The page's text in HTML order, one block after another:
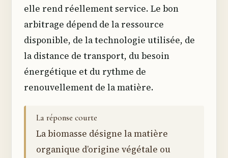
elle rend réellement service. Le bon
arbitrage dépend de la ressource
disponible, de la technologie utilisée, de
la distance de transport, du besoin
énergétique et du rythme de
renouvellement de la matière.
La réponse courte
La biomasse désigne la matière
organique d’origine végétale ou